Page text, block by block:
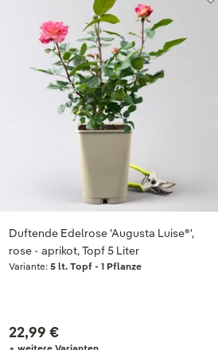
Duftende Edelrose 'Augusta Luise®',
rose - aprikot, Topf 5 Liter
Variante: 5 lt. Topf - 1 Pflanze
22,99 €